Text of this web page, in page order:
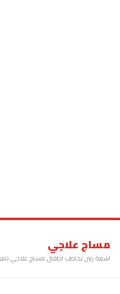
مساج علاجي
اشعة رنين تخاطب اطفال مساج علاجي تاهيلي